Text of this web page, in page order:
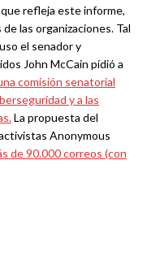
refleja este informe,
las organizaciones. Tal
el senador y
John McCain pidió a
comisión senatorial
y a las
La propuesta del
Anonymous
de 90.000 correos (con